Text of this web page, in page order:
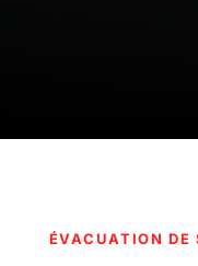
ÉVACUATION DE